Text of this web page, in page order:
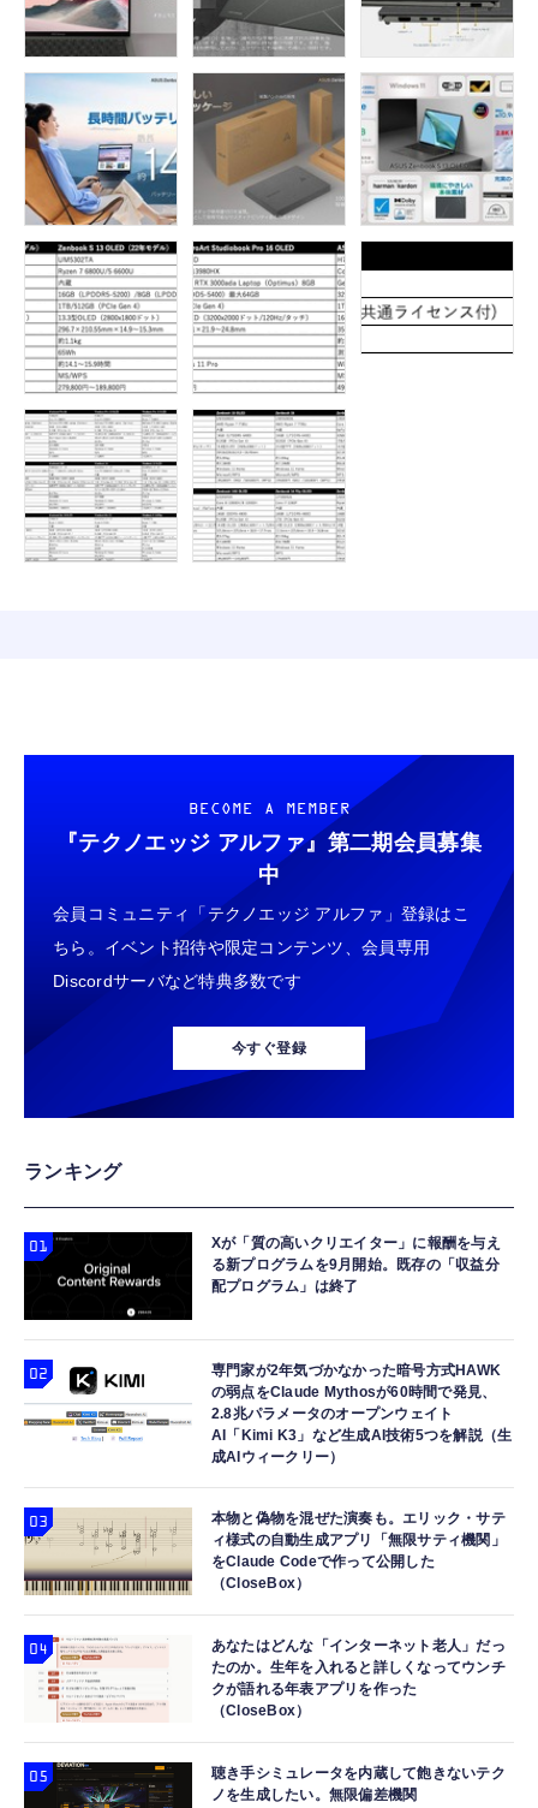
BECOME A MEMBER
『テクノエッジ アルファ』 第二期会員募集
中
会員コミュニティ「テクノエッジ アルファ」登録はこ
ちら。イベント招待や限定コンテンツ、会員専用
Discordサーバなど特典多数です
今すぐ登録
ランキング
Xが「質の高いクリエイター」に報酬を与え
る新プログラムを9月開始。既存の「収益分
配プログラム」は終了
専門家が2年気づかなかった暗号方式HAWK
の弱点をClaude Mythosが60時間で発見、
2.8兆パラメータのオープンウェイト
AI「Kimi K3」など生成AI技術5つを解説（生
成AIウィークリー）
本物と偽物を混ぜた演奏も。エリック・サテ
ィ様式の自動生成アプリ「無限サティ機関」
をClaude Codeで作って公開した
（CloseBox）
あなたはどんな「インターネット老人」だっ
たのか。生年を入れると詳しくなってウンチ
クが語れる年表アプリを作った
（CloseBox）
聴き手シミュレータを内蔵して飽きないテク
ノを生成したい。無限偏差機関